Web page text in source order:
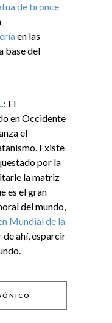
de bronce
en las
base del
: El
en Occidente
el
Existe
por la
la matriz
es el gran
del mundo,
Mundial de la
de ahí, esparcir